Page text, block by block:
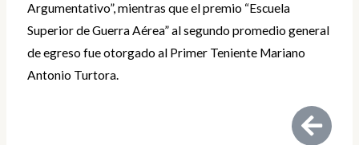
Argumentativo”, mientras que el premio “Escuela
Superior de Guerra Aérea” al segundo promedio general
de egreso fue otorgado al Primer Teniente Mariano
Antonio Turtora.